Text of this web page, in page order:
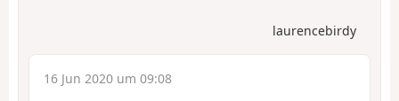
laurencebirdy
16 Jun 2020 um 09:08